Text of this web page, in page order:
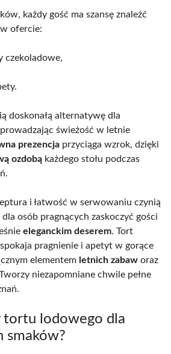
każdy gość ma szansę znaleźć
ofercie:
czekoladowe,
doskonałą alternatywę dla
świeżość w letnie
prezencja przyciąga wzrok, dzięki
ozdobą każdego stołu podczas
i łatwość w serwowaniu czynią
osób pragnących zaskoczyć gości
eleganckim deserem. Tort
pragnienie i apetyt w gorące
elementem letnich zabaw oraz
niezapomniane chwile pełne
tortu lodowego dla
smaków?